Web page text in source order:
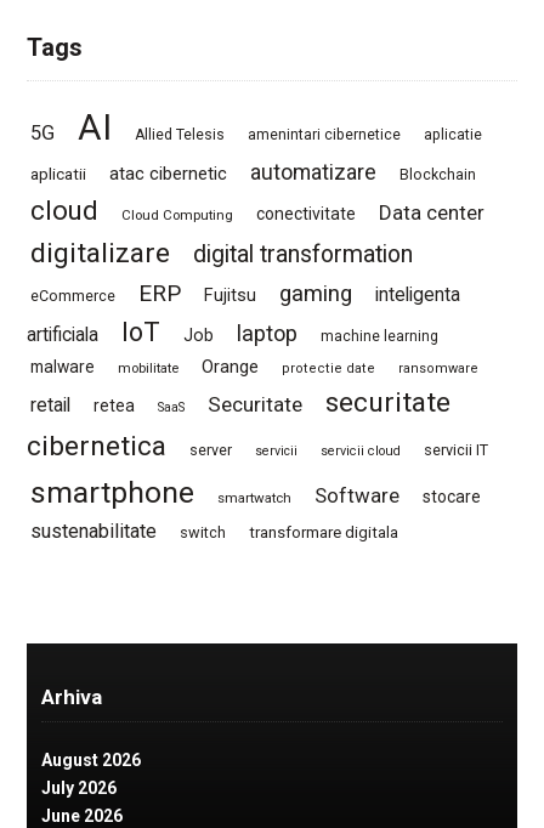
Tags
5G AI Allied Telesis amenintari cibernetice aplicatie
aplicatii atac cibernetic automatizare Blockchain
cloud Cloud Computing conectivitate Data center
digitalizare digital transformation
eCommerce ERP Fujitsu gaming
inteligenta
artificiala
IoT Job laptop machine learning
malware mobilitate Orange protectie date ransomware
retail retea SaaS Securitate
securitate
cibernetica
server servicii servicii cloud servicii IT
smartphone smartwatch Software stocare
sustenabilitate switch transformare digitala
Arhiva
August 2026
July 2026
June 2026